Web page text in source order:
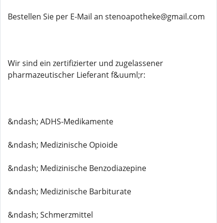
Bestellen Sie per E-Mail an stenoapotheke@gmail.com
Wir sind ein zertifizierter und zugelassener
pharmazeutischer Lieferant f&uuml;r:
&ndash; ADHS-Medikamente
&ndash; Medizinische Opioide
&ndash; Medizinische Benzodiazepine
&ndash; Medizinische Barbiturate
&ndash; Schmerzmittel